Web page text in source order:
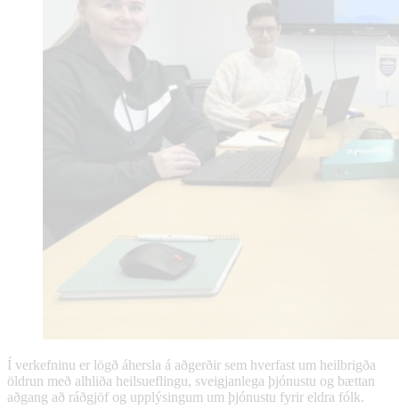
Í verkefninu er lögð áhersla á aðgerðir sem hverfast um heilbrigða
öldrun með alhliða heilsueflingu, sveigjanlega þjónustu og bættan
aðgang að ráðgjöf og upplýsingum um þjónustu fyrir eldra fólk.